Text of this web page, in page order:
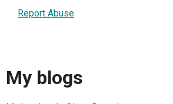
Report Abuse
My blogs